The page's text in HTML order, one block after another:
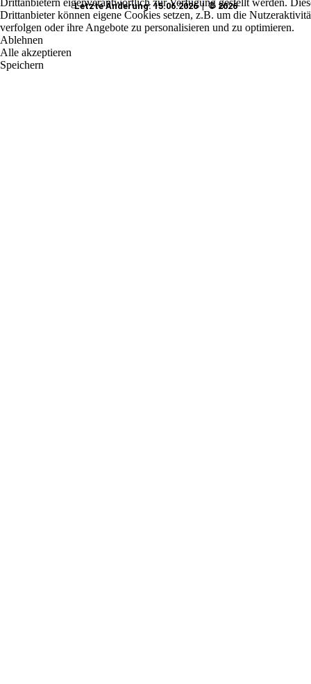
Letzte Änderung: 15.06.2026 | © 2026
Drittanbieter können eigene Cookies setzen, z.B. um die
verfolgen oder ihre Angebote zu personalisieren und zu optimieren.
Ablehnen
Alle akzeptieren
Speichern